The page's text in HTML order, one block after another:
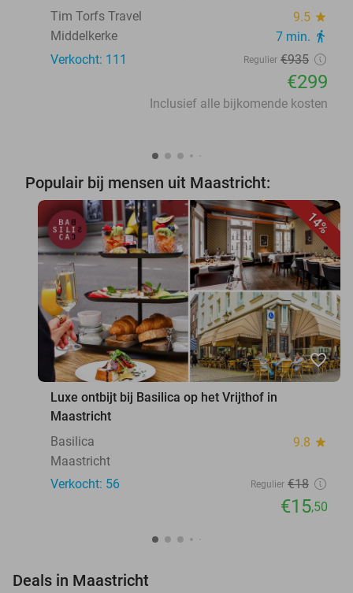
Tim Torfs Travel
9.5 star
Middelkerke 7 min. directions_walk
Verkocht: 111 Regulier €935
€299
Inclusief alle bijkomende kosten
Populair bij mensen uit Maastricht:
14%
favorite_border
Luxe ontbijt bij Basilica op het Vrijthof in
Maastricht
Basilica
9.8 star
Maastricht
Verkocht: 56
Regulier €18
€15,50
Deals in Maastricht